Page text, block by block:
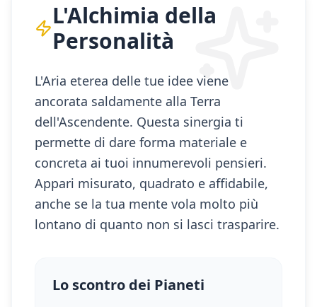
L'Alchimia della
Personalità
L'Aria eterea delle tue idee viene
ancorata saldamente alla Terra
dell'Ascendente. Questa sinergia ti
permette di dare forma materiale e
concreta ai tuoi innumerevoli pensieri.
Appari misurato, quadrato e affidabile,
anche se la tua mente vola molto più
lontano di quanto non si lasci trasparire.
Lo scontro dei Pianeti